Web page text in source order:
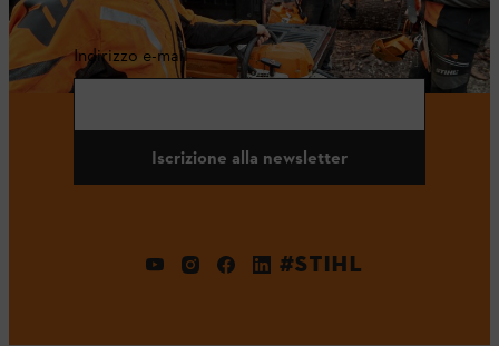
Indirizzo e-mail
Iscrizione alla newsletter
#STIHL